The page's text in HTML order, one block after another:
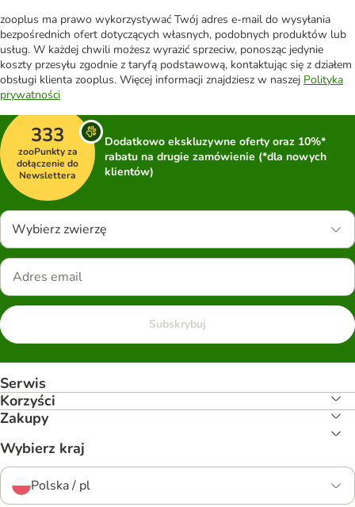
zooplus ma prawo wykorzystywać Twój adres e-mail do wysyłania
bezpośrednich ofert dotyczących własnych, podobnych produktów lub
usług. W każdej chwili możesz wyrazić sprzeciw, ponosząc jedynie
koszty przesyłu zgodnie z taryfą podstawową, kontaktując się z działem
obsługi klienta zooplus. Więcej informacji znajdziesz w naszej Polityka
prywatności
333
zooPunkty za
dołączenie do
Newslettera
Dodatkowo ekskluzywne oferty oraz 10%*
rabatu na drugie zamówienie (*dla nowych
klientów)
Wybierz zwierzę
Subskrybuj
Serwis
Korzyści
Zakupy
Wybierz kraj
Polska / pl